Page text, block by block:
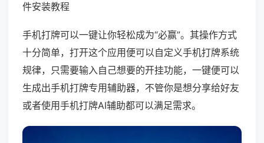
件安装教程
手机打牌可以一键让你轻松成为“必赢”。其操作方式
十分简单，打开这个应用便可以自定义手机打牌系统
规律，只需要输入自己想要的开挂功能，一键便可以
生成出手机打牌专用辅助器，不管你是想分享给好友
或者使用手机打牌AI辅助都可以满足需求。